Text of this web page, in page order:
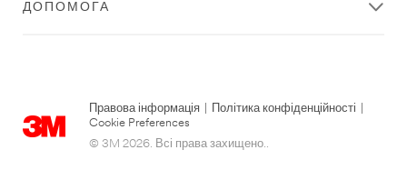
ДОПОМОГА
Правова інформація Політика конфіденційності
Cookie Preferences
© 3M 2026. Всі права захищено..